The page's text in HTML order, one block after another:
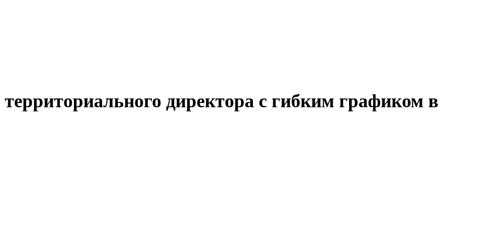
директора с гибким графиком в